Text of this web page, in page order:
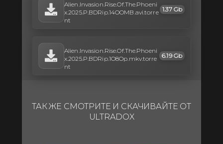
Alien.Invasion.Rise.Of.The.Phoeni
x.2025.P.BDRip.14OOMB.avi.torre
nt
1.37 Gb
Alien.Invasion.Rise.Of.The.Phoeni
x.2025.P.BDRip.1O8Op.mkv.torre
nt
6.19 Gb
ТАК ЖЕ СМОТРИТЕ И СКАЧИВАЙТЕ ОТ
ULTRADOX